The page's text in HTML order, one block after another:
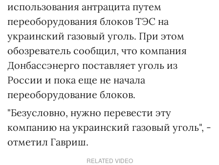
использования антрацита путем
переоборудования блоков ТЭС на
украинский газовый уголь. При этом
обозреватель сообщил, что компания
Донбассэнерго поставляет уголь из
России и пока еще не начала
переоборудование блоков.
"Безусловно, нужно перевести эту
компанию на украинский газовый уголь", -
отметил Гавриш.
RELATED VIDEO